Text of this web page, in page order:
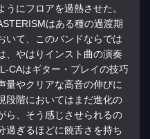
にフロアを過熱させた。
はある種の過渡期
いて、このバンドならでは
、やはりインスト曲の演奏
CAはギター・プレイの技巧
量やクリアな高音の伸びに
段階においてはまだ進化の
ら、そう感じさせられるの
過ぎるほどに饒舌さを持ち